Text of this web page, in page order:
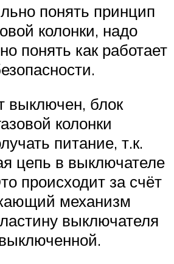
понять принцип
колонки, надо
понять как работает
выключен, блок
колонки
питание, т.к.
цепь в выключателе
происходит за счёт
механизм
выключателя